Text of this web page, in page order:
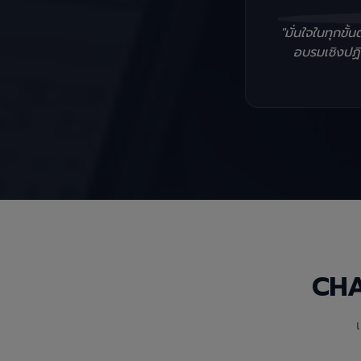
"มั่นใจในทุกขั้
อบรมเชิงป